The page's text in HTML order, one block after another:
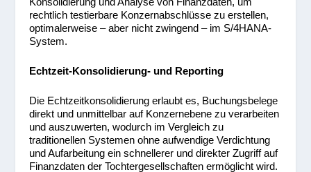
rechtlich testierbare Konzernabschlüsse zu erstellen,
optimalerweise – aber nicht zwingend – im S/4HANA-
System.
Echtzeit-Konsolidierung- und Reporting
Die Echtzeitkonsolidierung erlaubt es, Buchungsbelege
direkt und unmittelbar auf Konzernebene zu verarbeiten
und auszuwerten, wodurch im Vergleich zu
traditionellen Systemen ohne aufwendige Verdichtung
und Aufarbeitung ein schnellerer und direkter Zugriff auf
Finanzdaten der Tochtergesellschaften ermöglicht wird.